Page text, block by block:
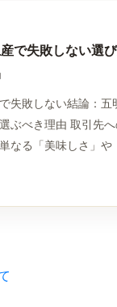
で失敗しない選
失敗しない結論：五
ぶべき理由 取引先
なる「美味しさ」や